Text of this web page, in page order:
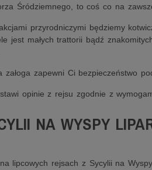
Śródziemnego, to coś co na
przyrodniczymi będziemy
jest małych trattorii bądź
załoga zapewni Ci bezpieczeństwo
opinie z rejsu zgodnie z
NA WYSPY
lipcowych rejsach z Sycylii na